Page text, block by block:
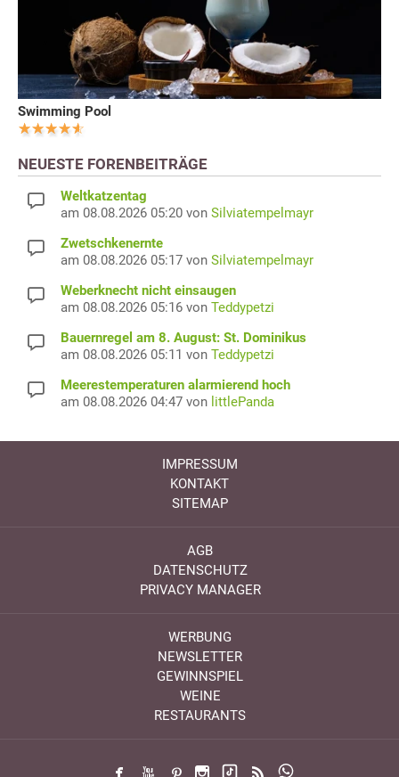
Swimming Pool
NEUESTE FORENBEITRÄGE
Weltkatzentag
am 08.08.2026 05:20 von Silviatempelmayr
Zwetschkenernte
am 08.08.2026 05:17 von Silviatempelmayr
Weberknecht nicht einsaugen
am 08.08.2026 05:16 von Teddypetzi
Bauernregel am 8. August: St. Dominikus
am 08.08.2026 05:11 von Teddypetzi
Meerestemperaturen alarmierend hoch
am 08.08.2026 04:47 von littlePanda
IMPRESSUM
KONTAKT
SITEMAP
AGB
DATENSCHUTZ
PRIVACY MANAGER
WERBUNG
NEWSLETTER
GEWINNSPIEL
WEINE
RESTAURANTS